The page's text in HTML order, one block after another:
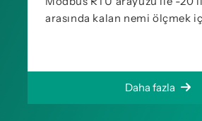
arasında kalan nemi ölçmek
Daha fazla